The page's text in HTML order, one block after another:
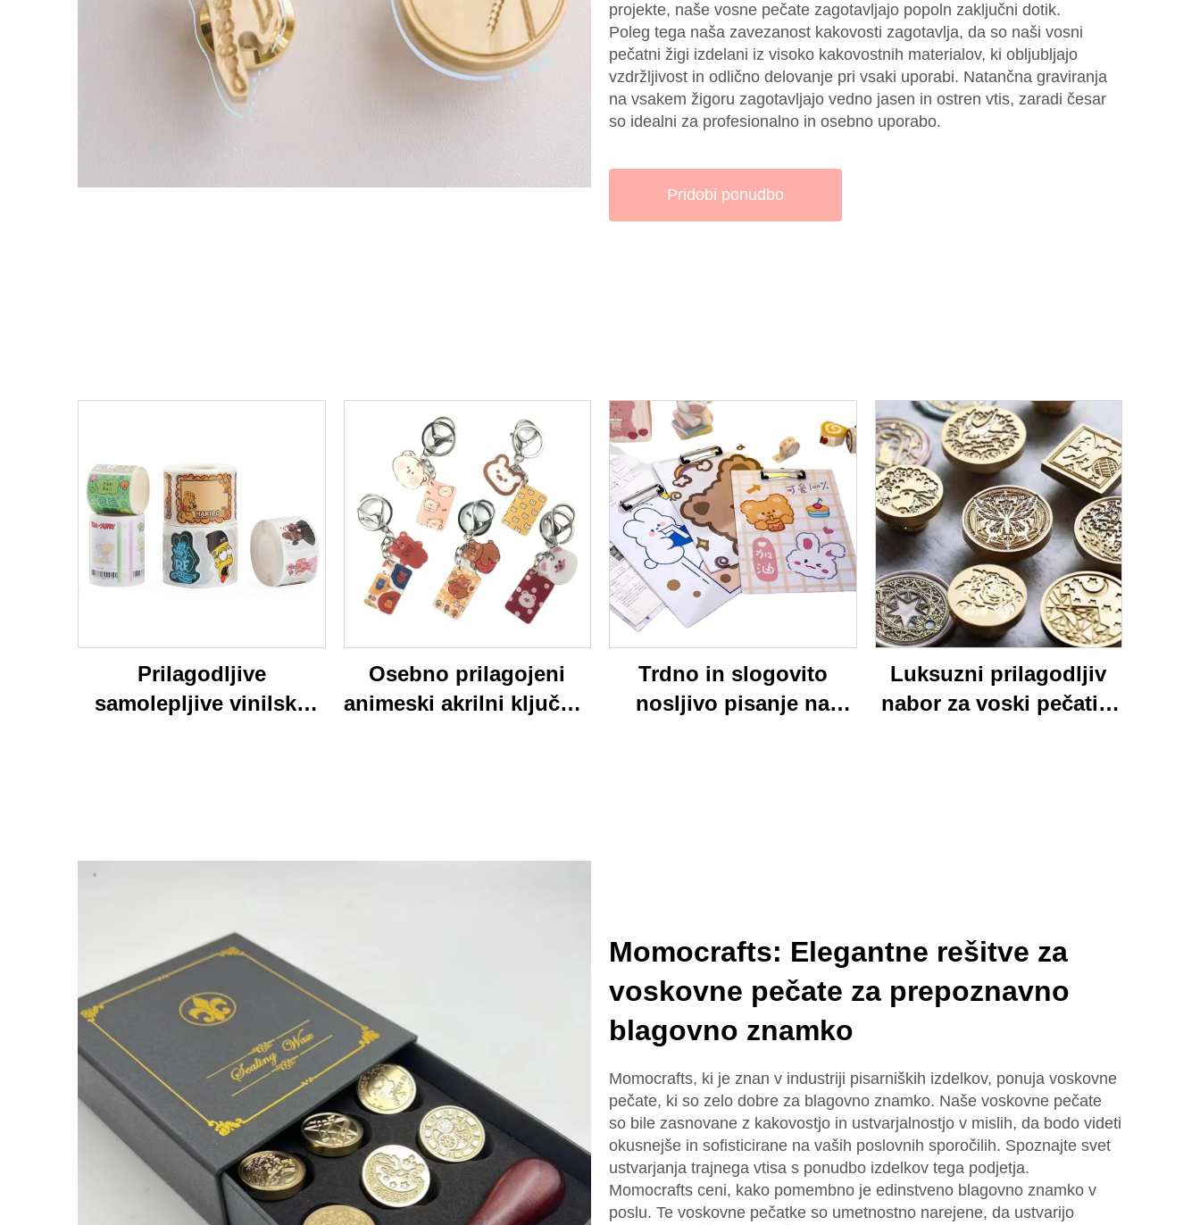
projekte, naše vosne pečate zagotavljajo popoln zaključni dotik.
Poleg tega naša zavezanost kakovosti zagotavlja, da so naši vosni
pečatni žigi izdelani iz visoko kakovostnih materialov, ki obljubljajo
vzdržljivost in odlično delovanje pri vsaki uporabi. Natančna graviranja
na vsakem žigoru zagotavljajo vedno jasen in ostren vtis, zaradi česar
so idealni za profesionalno in osebno uporabo.
Pridobi ponudbo
Prilagodljive
samolepljive vinilske
Osebno prilagojeni
animeski akrilni ključnik
Trdno in slogovito
nosljivo pisanje na
Luksuzni prilagodljiv
nabor za voski pečati s
Momocrafts: Elegantne rešitve za
voskovne pečate za prepoznavno
blagovno znamko
Momocrafts, ki je znan v industriji pisarniških izdelkov, ponuja voskovne
pečate, ki so zelo dobre za blagovno znamko. Naše voskovne pečate
so bile zasnovane z kakovostjo in ustvarjalnostjo v mislih, da bodo videti
okusnejše in sofisticirane na vaših poslovnih sporočilih. Spoznajte svet
ustvarjanja trajnega vtisa s ponudbo izdelkov tega podjetja.
Momocrafts ceni, kako pomembno je edinstveno blagovno znamko v
poslu. Te voskovne pečatke so umetnostno narejene, da ustvarijo